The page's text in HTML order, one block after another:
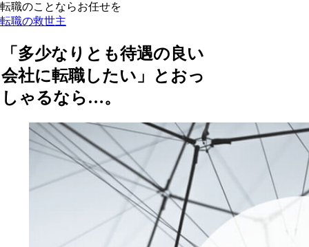
転職のことならお任せを
転職の救世主
「多少なりとも待遇の良い
会社に転職したい」とおっ
しゃるなら…。